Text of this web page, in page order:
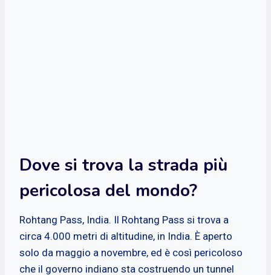
Dove si trova la strada più
pericolosa del mondo?
Rohtang Pass, India. Il Rohtang Pass si trova a
circa 4.000 metri di altitudine, in India. È aperto
solo da maggio a novembre, ed è così pericoloso
che il governo indiano sta costruendo un tunnel